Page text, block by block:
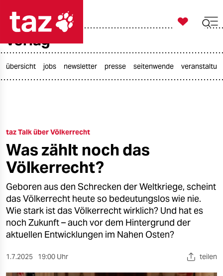
taz zahl ich
öko
gesellschaft
kultur
sport
berlin

taz zahl ich
verlag
übersicht jobs newsletter presse seitenwende
taz Talk über Völkerrecht
Was zählt noch das
Völkerrecht?
Geboren aus den Schrecken der Weltkriege, scheint
das Völkerrecht heute so bedeutungslos wie nie.
Wie stark ist das Völkerrecht wirklich? Und hat es
noch Zukunft – auch vor dem Hintergrund der
aktuellen Entwicklungen im Nahen Osten?
1.7.2025 19:00 Uhr teilen